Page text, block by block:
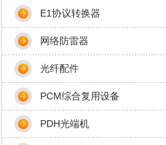
E1协议转换器
网络防雷器
光纤配件
PCM综合复用设备
PDH光端机